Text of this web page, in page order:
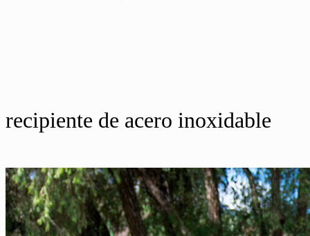
recipiente de acero inoxidable